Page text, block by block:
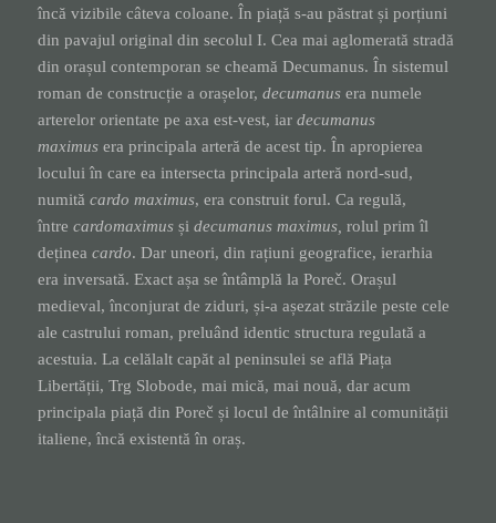
încă vizibile câteva coloane. În piață s-au păstrat și porțiuni
din pavajul original din secolul I. Cea mai aglomerată stradă
din orașul contemporan se cheamă Decumanus. În sistemul
roman de construcție a orașelor,decumanus era numele
arterelor orientate pe axa est-vest, iardecumanus
maximusera principala arteră de acest tip. În apropierea
locului în care ea intersecta principala arteră nord-sud,
numităcardo maximus, era construit forul. Ca regulă,
întrecardomaximusșidecumanus maximus, rolul prim îl
dețineacardo. Dar uneori, din rațiuni geografice, ierarhia
era inversată. Exact așa se întâmplă la Poreč. Orașul
medieval, înconjurat de ziduri, și-a așezat străzile peste cele
ale castrului roman, preluând identic structura regulată a
acestuia. La celălalt capăt al peninsulei se află Piața
Libertății, Trg Slobode, mai mică, mai nouă, dar acum
principala piață din Poreč și locul de întâlnire al comunității
italiene, încă existentă în oraș.